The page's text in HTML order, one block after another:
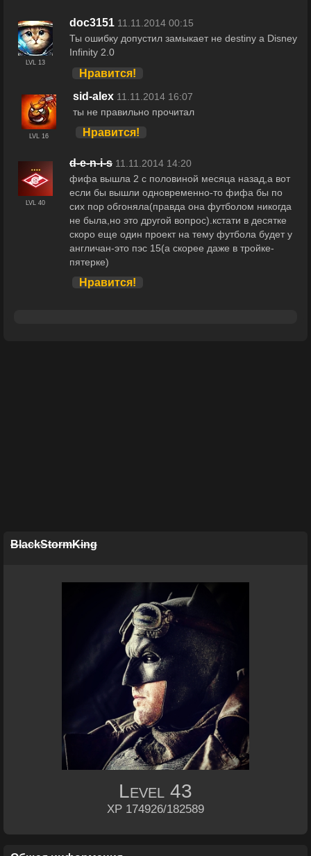
LVL 13
doc3151 11.11.2014 00:15
Ты ошибку допустил замыкает не destiny a Disney
Infinity 2.0
Нравится!
LVL 16
sid-alex 11.11.2014 16:07
ты не правильно прочитал
Нравится!
LVL 40
d-e-n-i-s 11.11.2014 14:20
фифа вышла 2 с половиной месяца назад,а вот
если бы вышли одновременно-то фифа бы по
сих пор обгоняла(правда она футболом никогда
не была,но это другой вопрос).кстати в десятке
скоро еще один проект на тему футбола будет у
англичан-это пэс 15(а скорее даже в тройке-
пятерке)
Нравится!
BlackStormKing
Level 43
XP 174926/182589